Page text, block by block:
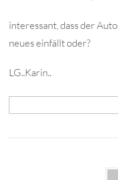
interessant, dass der
neues einfällt oder?
LG..Karin..